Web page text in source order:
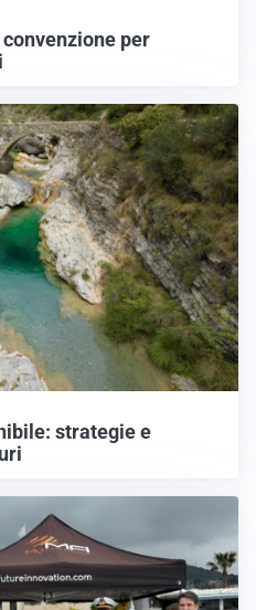
per
strategie e